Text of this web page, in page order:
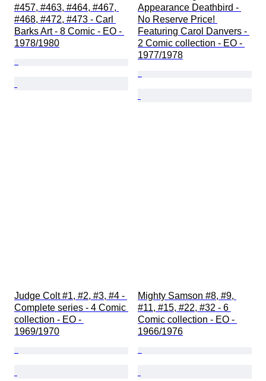
#457, #463, #464, #467,
#468, #472, #473 - Carl
Barks Art - 8 Comic - EO -
1978/1980
Appearance Deathbird -
No Reserve Price!
Featuring Carol Danvers -
2 Comic collection - EO -
1977/1978
Judge Colt #1, #2, #3, #4 -
Complete series - 4 Comic
collection - EO -
1969/1970
Mighty Samson #8, #9,
#11, #15, #22, #32 - 6
Comic collection - EO -
1966/1976